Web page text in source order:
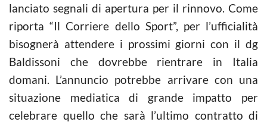
lanciato segnali di apertura per il rinnovo. Come
riporta “Il Corriere dello Sport”, per l’ufficialità
bisognerà attendere i prossimi giorni con il dg
Baldissoni che dovrebbe rientrare in Italia
domani. L’annuncio potrebbe arrivare con una
situazione mediatica di grande impatto per
celebrare quello che sarà l’ultimo contratto di